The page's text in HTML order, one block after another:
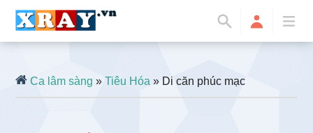
Ca lâm sàng »Tiêu Hóa » Di căn phúc mạc